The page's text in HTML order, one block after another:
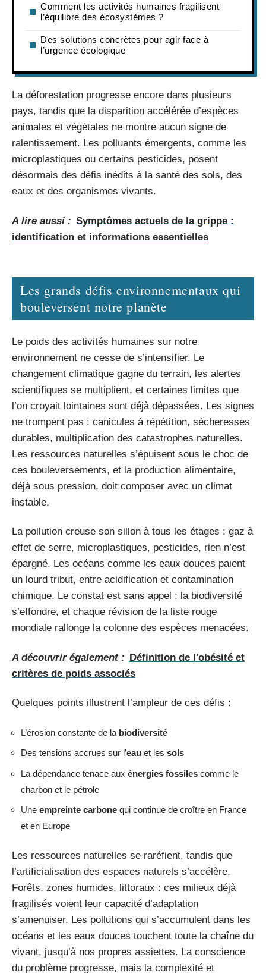
Comment les activités humaines fragilisent
l’équilibre des écosystèmes ?
Des solutions concrètes pour agir face à
l’urgence écologique
La déforestation progresse encore dans plusieurs
pays, tandis que la disparition accélérée d’espèces
animales et végétales ne montre aucun signe de
ralentissement. Les polluants émergents, comme les
microplastiques ou certains pesticides, posent
désormais des défis inédits à la santé des sols, des
eaux et des organismes vivants.
A lire aussi : Symptômes actuels de la grippe :
identification et informations essentielles
Les grands défis environnementaux qui
bouleversent notre planète
Le poids des activités humaines sur notre
environnement ne cesse de s’intensifier. Le
changement climatique gagne du terrain, les alertes
scientifiques se multiplient, et certaines limites que
l’on croyait lointaines sont déjà dépassées. Les signes
ne trompent pas : canicules à répétition, sécheresses
durables, multiplication des catastrophes naturelles.
Les ressources naturelles s’épuisent sous le choc de
ces bouleversements, et la production alimentaire,
déjà sous pression, doit composer avec un climat
instable.
La pollution creuse son sillon à tous les étages : gaz à
effet de serre, microplastiques, pesticides, rien n’est
épargné. Les océans comme les eaux douces paient
un lourd tribut, entre acidification et contamination
chimique. Le constat est sans appel : la biodiversité
s’effondre, et chaque révision de la liste rouge
mondiale rallonge la colonne des espèces menacées.
A découvrir également : Définition de l'obésité et
critères de poids associés
Quelques points illustrent l’ampleur de ces défis :
L’érosion constante de la biodiversité
Des tensions accrues sur l’eau et les sols
La dépendance tenace aux énergies fossiles comme le
charbon et le pétrole
Une empreinte carbone qui continue de croître en France
et en Europe
Les ressources naturelles se raréfient, tandis que
l’artificialisation des espaces naturels s’accélère.
Forêts, zones humides, littoraux : ces milieux déjà
fragilisés voient leur capacité d’adaptation
s’amenuiser. Les pollutions qui s’accumulent dans les
océans et les eaux douces touchent toute la chaîne du
vivant, jusqu’à nos propres assiettes. La conscience
du problème progresse, mais la complexité et